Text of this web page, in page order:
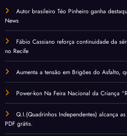
Autor brasileiro Téo Pinheiro ganha
News
Fábio Cassiano reforça continuidade da
no Recife
Aumenta a tensão em Brigões do Asfalto,
Power-kon Na Feira Nacional da Criança
Q.I.(Quadrinhos Independentes) alcança
PDF grátis.